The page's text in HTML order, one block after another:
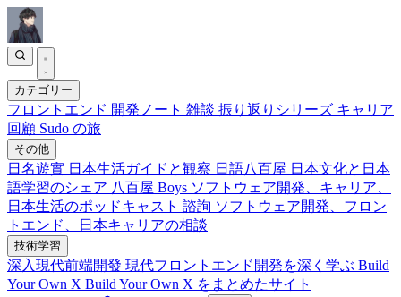
カテゴリー
フロントエンド 開発ノート 雑談 振り返りシリーズ キャリア
回顧 Sudo の旅
その他
日名遊實 日本生活ガイドと観察 日語八百屋 日本文化と日本
語学習のシェア 八百屋 Boys ソフトウェア開発、キャリア、
日本生活のポッドキャスト 諮詢 ソフトウェア開発、フロン
トエンド、日本キャリアの相談
技術学習
深入現代前端開發 現代フロントエンド開発を深く学ぶ Build
Your Own X Build Your Own X をまとめたサイト